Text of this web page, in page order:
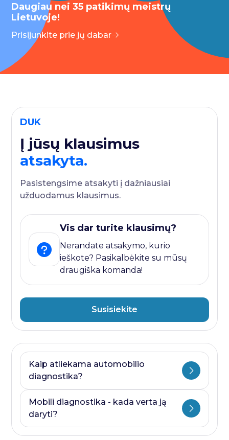
Daugiau nei 35 patikimų meistrų
Lietuvoje!
Prisijunkite prie jų dabar
DUK
Į jūsų klausimus
atsakyta.
Pasistengsime atsakyti į dažniausiai
užduodamus klausimus.
Vis dar turite klausimų?
Nerandate atsakymo, kurio
ieškote? Pasikalbėkite su mūsų
draugiška komanda!
Susisiekite
Kaip atliekama automobilio
diagnostika?
Ji visada prasideda nuo kompiuterines
diagnostikos ir baigiasi papildomais
Mobili diagnostika - kada verta ją
daryti?